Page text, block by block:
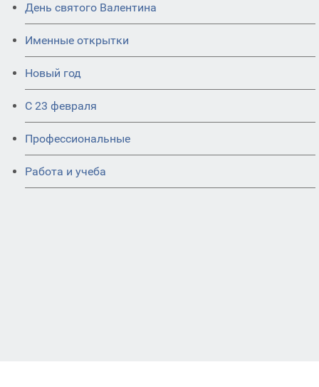
День святого Валентина
Именные открытки
Новый год
С 23 февраля
Профессиональные
Работа и учеба